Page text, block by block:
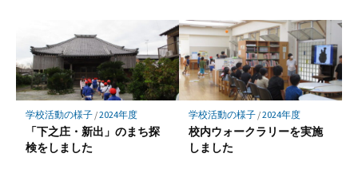
学校活動の様子/2024年度
「下之庄・新出」のまち探
検をしました
学校活動の様子/2024年度
校内ウォークラリーを実施
しました